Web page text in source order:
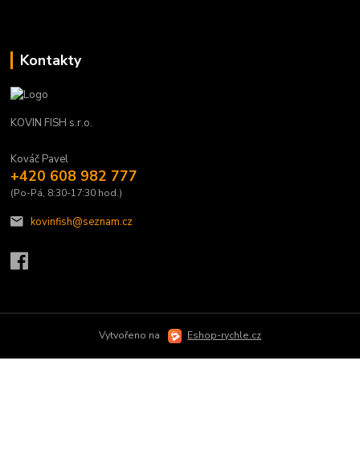
Kontakty
KOVIN FISH s.r.o.
Kováč Pavel
+420 608 982 777
(Po-Pá, 8:30-17:30 hod.)
kovinfish@seznam.cz
Vytvořeno na Eshop-rychle.cz